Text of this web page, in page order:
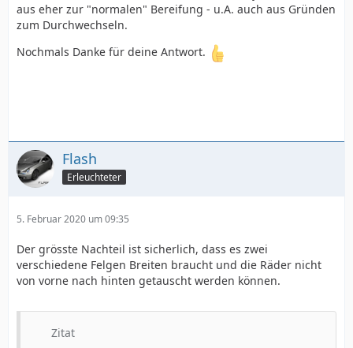
aus eher zur "normalen" Bereifung - u.A. auch aus Gründen
zum Durchwechseln.
Nochmals Danke für deine Antwort.
Flash
Erleuchteter
5. Februar 2020 um 09:35
Der grösste Nachteil ist sicherlich, dass es zwei
verschiedene Felgen Breiten braucht und die Räder nicht
von vorne nach hinten getauscht werden können.
Zitat